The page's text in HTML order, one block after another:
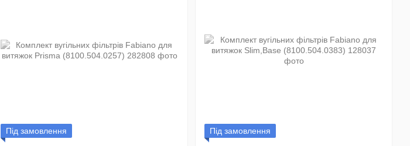
Під замовлення Під замовлення